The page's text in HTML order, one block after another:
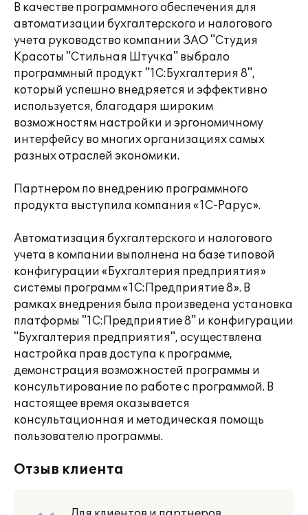
В качестве программного обеспечения для
автоматизации бухгалтерского и налогового
учета руководство компании ЗАО "Студия
Красоты "Стильная Штучка" выбрало
программный продукт "1С:Бухгалтерия 8",
который успешно внедряется и эффективно
используется, благодаря широким
возможностям настройки и эргономичному
интерфейсу во многих организациях самых
разных отраслей экономики.
Партнером по внедрению программного
продукта выступила компания «1С-Рарус».
Автоматизация бухгалтерского и налогового
учета в компании выполнена на базе типовой
конфигурации «Бухгалтерия предприятия»
системы программ «1С:Предприятие 8». В
рамках внедрения была произведена установка
платформы "1С:Предприятие 8" и конфигурации
"Бухгалтерия предприятия", осуществлена
настройка прав доступа к программе,
демонстрация возможностей программы и
консультирование по работе с программой. В
настоящее время оказывается
консультационная и методическая помощь
пользователю программы.
Отзыв клиента